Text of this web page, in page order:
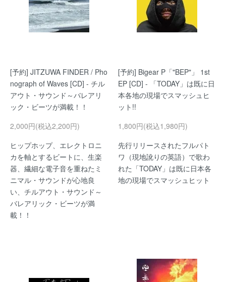
[予約] JITZUWA FINDER / Pho
nograph of Waves [CD] - チル
アウト・サウンド～バレアリ
ック・ビーツが満載！！
2,000円(税込2,200円)
ヒップホップ、エレクトロニ
カを軸とするビートに、生楽
器、繊細な電子音を重ねたミ
ニマル・サウンドが心地良
い、チルアウト・サウンド～
バレアリック・ビーツが満
載！！
[予約] Bigear P「"BEP"」 1st
EP [CD] - 「TODAY」は既に日
本各地の現場でスマッシュヒ
ット!!
1,800円(税込1,980円)
先行リリースされたフルパト
ワ（現地訛りの英語）で歌わ
れた「TODAY」は既に日本各
地の現場でスマッシュヒット